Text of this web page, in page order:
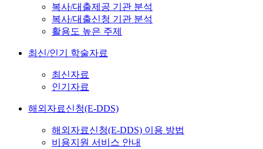
복사/대출제공 기관 분석
복사/대출신청 기관 분석
활용도 높은 주제
최신/인기 학술자료
최신자료
인기자료
해외자료신청(E-DDS)
해외자료신청(E-DDS) 이용 방법
비용지원 서비스 안내